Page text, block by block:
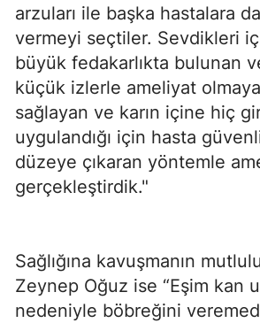
arzuları ile başka hastalara
vermeyi seçtiler. Sevdikleri
büyük fedakarlıkta bulunan
küçük izlerle ameliyat
sağlayan ve karın içine hiç
uygulandığı için hasta
düzeye çıkaran yöntemle
gerçekleştirdik."
Sağlığına kavuşmanın
Zeynep Oğuz ise “Eşim kan
nedeniyle böbreğini